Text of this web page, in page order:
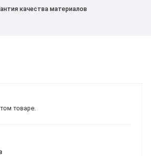
качества материалов
товаре.